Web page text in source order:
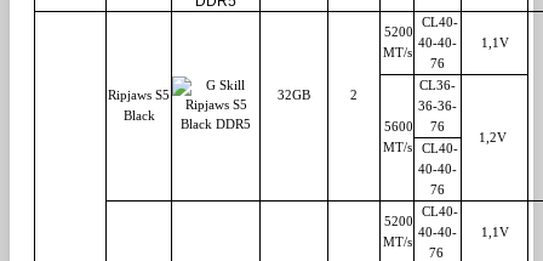
Ripjaws S5
Black
32GB 2
5200
MT/s
CL40-
40-40-
76
1,1V
5600
MT/s
CL36-
36-36-
76
1,2V
CL40-
40-40-
76
5200
MT/s
CL40-
40-40-
76
1,1V